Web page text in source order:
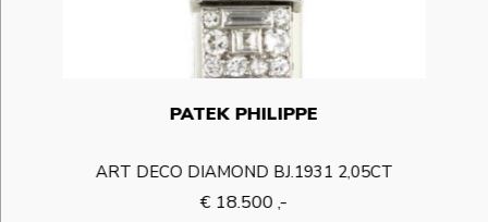
PATEK PHILIPPE
ART DECO DIAMOND BJ.1931 2,05CT
€ 18.500 ,-